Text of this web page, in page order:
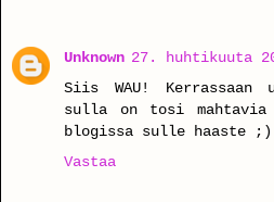
Unknown 27. huhtikuuta
Siis WAU! Kerrassaan
sulla on tosi
blogissa sulle haaste ;)
Vastaa